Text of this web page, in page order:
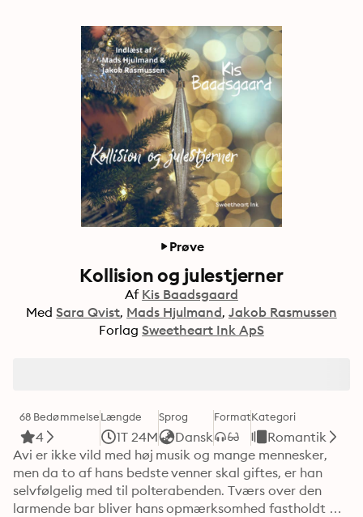
Prøve
Kollision og julestjerner
Af Kis Baadsgaard
Med Sara Qvist Mads Hjulmand Jakob Rasmussen
Forlag Sweetheart Ink ApS
68 Bedømmelse
4
Længde
1T 24M
Sprog
Dansk
FormatKategori
Romantik
Avi er ikke vild med høj musik og mange mennesker,
men da to af hans bedste venner skal giftes, er han
selvfølgelig med til polterabenden. Tværs over den
larmende bar bliver hans opmærksomhed fastholdt af